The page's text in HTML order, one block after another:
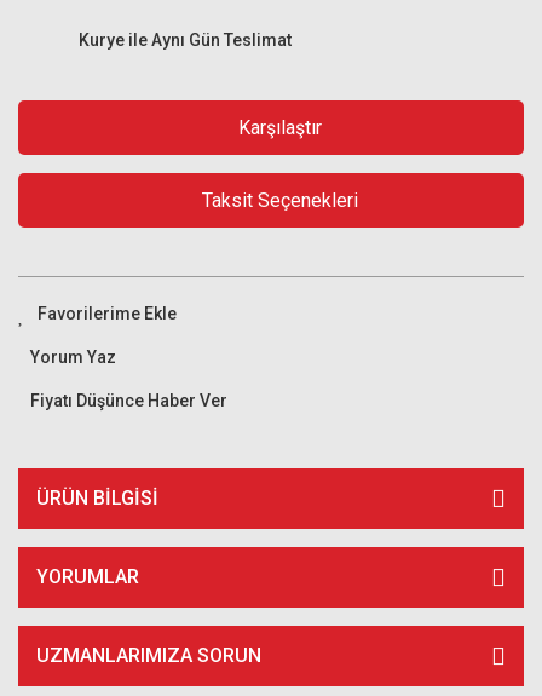
Kurye ile Aynı Gün Teslimat
Karşılaştır
Taksit Seçenekleri
Yorum Yaz
Fiyatı Düşünce Haber Ver
ÜRÜN BILGISI
YORUMLAR
UZMANLARIMIZA SORUN